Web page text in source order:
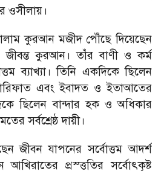
ওসীলায়।
কুরআন মজীদ পৌঁছে দিয়েছেন
জীবন্ত কুরআন। তাঁর বাণী ও কর্ম
ব্যাখ্যা। তিনি একদিকে ছিলেন
এবং ইবাদত ও ইতাআতের
ছিলেন বান্দার হক ও অধিকার
সর্বশ্রেষ্ঠ দায়ী।
জীবন যাপনের সর্বোত্তম আদর্শ
আখিরাতের প্রস্ত্ততির সর্বোৎকৃষ্ট